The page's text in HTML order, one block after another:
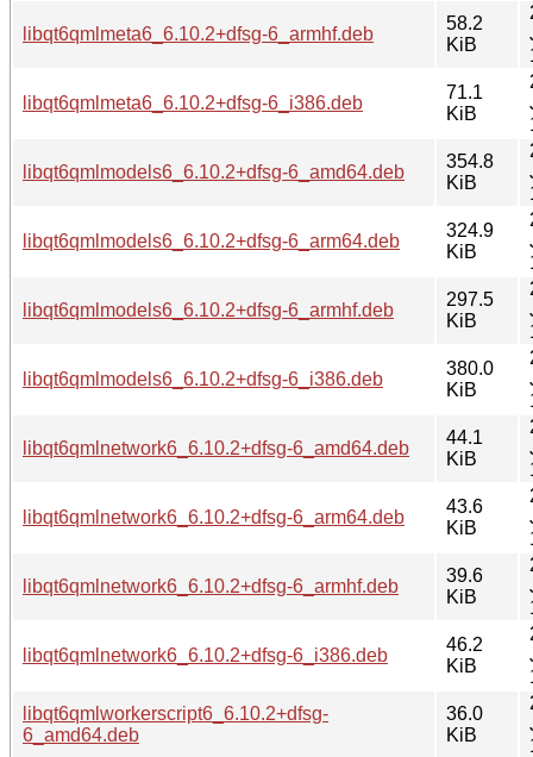
libqt6qmlmeta6_6.10.2+dfsg-6_armhf.deb
58.2
KiB
libqt6qmlmeta6_6.10.2+dfsg-6_i386.deb
71.1
KiB
libqt6qmlmodels6_6.10.2+dfsg-6_amd64.deb
354.8
KiB
libqt6qmlmodels6_6.10.2+dfsg-6_arm64.deb
324.9
KiB
libqt6qmlmodels6_6.10.2+dfsg-6_armhf.deb
297.5
KiB
libqt6qmlmodels6_6.10.2+dfsg-6_i386.deb
380.0
KiB
libqt6qmlnetwork6_6.10.2+dfsg-6_amd64.deb
44.1
KiB
libqt6qmlnetwork6_6.10.2+dfsg-6_arm64.deb
43.6
KiB
libqt6qmlnetwork6_6.10.2+dfsg-6_armhf.deb
39.6
KiB
libqt6qmlnetwork6_6.10.2+dfsg-6_i386.deb
46.2
KiB
libqt6qmlworkerscript6_6.10.2+dfsg-
6_amd64.deb
36.0
KiB